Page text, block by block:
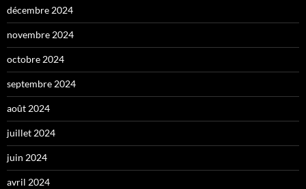
décembre 2024
novembre 2024
octobre 2024
septembre 2024
août 2024
juillet 2024
juin 2024
avril 2024